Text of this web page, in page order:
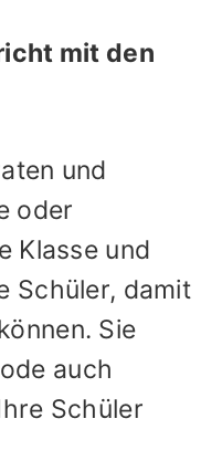
mit den
und
oder
Klasse und
Schüler, damit
Sie
auch
Schüler